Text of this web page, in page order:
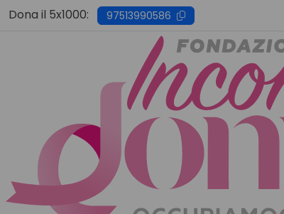
Skip
Dona il 5x1000: 97513990586